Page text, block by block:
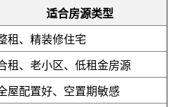
适合房源类型
租、精装修住宅
租、老小区、低租金房源
屋配置好、空置期敏感